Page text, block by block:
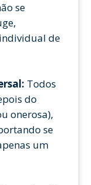
se
de
Todos
do
onerosa),
se
um